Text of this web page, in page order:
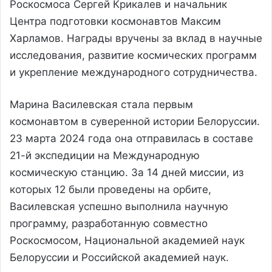
Роскосмоса Сергей Крикалев и начальник
Центра подготовки космонавтов Максим
Харламов. Награды вручены за вклад в научные
исследования, развитие космических программ
и укрепление международного сотрудничества.
Марина Василевская стала первым
космонавтом в суверенной истории Белоруссии.
23 марта 2024 года она отправилась в составе
21-й экспедиции на Международную
космическую станцию. За 14 дней миссии, из
которых 12 были проведены на орбите,
Василевская успешно выполнила научную
программу, разработанную совместно
Роскосмосом, Национальной академией наук
Белоруссии и Российской академией наук.